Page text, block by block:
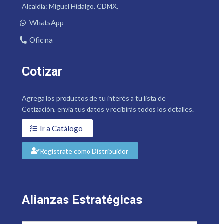
Alcaldía: Miguel Hidalgo. CDMX.
WhatsApp
Oficina
Cotizar
Agrega los productos de tu interés a tu lista de
Cotización, envía tus datos y recibirás todos los detalles.
Ir a Catálogo
Regístrate como Distribuidor
Alianzas Estratégicas